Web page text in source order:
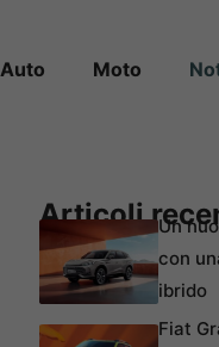
Auto Moto
Articoli
Un
con
ibrido
Fiat